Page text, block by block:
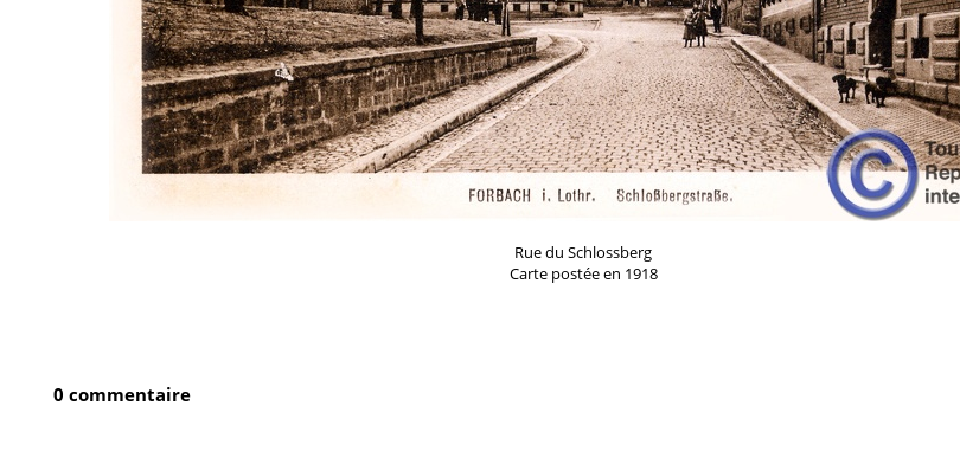
Rue du Schlossberg
Carte postée en 1918
0 commentaire